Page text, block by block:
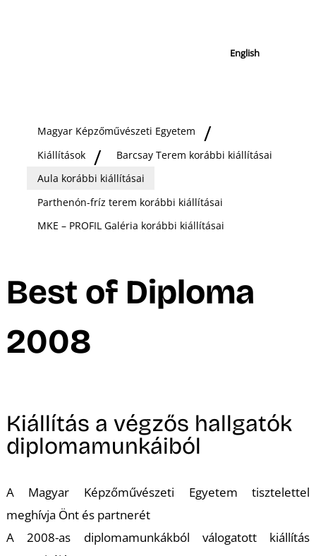
English
Magyar Képzőművészeti Egyetem
Kiállítások
Barcsay Terem korábbi kiállításai
Aula korábbi kiállításai
Parthenón-fríz terem korábbi kiállításai
MKE – PROFIL Galéria korábbi kiállításai
Best of Diploma
2008
Kiállítás a végzős hallgatók
diplomamunkáiból
A Magyar Képzőművészeti Egyetem tisztelettel
meghívja Önt és partnerét
A 2008-as diplomamunkákból válogatott kiállítás